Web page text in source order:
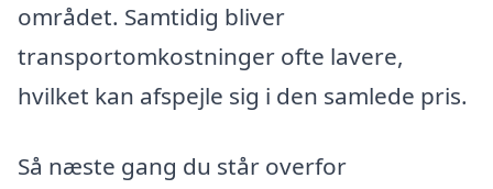
området. Samtidig bliver
transportomkostninger ofte lavere,
hvilket kan afspejle sig i den samlede pris.
Så næste gang du står overfor